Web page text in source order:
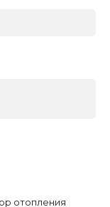
отопления